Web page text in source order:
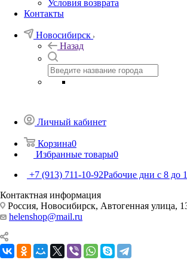
Условия возврата
Контакты
Новосибирск
Назад
Личный кабинет
Корзина0
Избранные товары0
+7 (913) 711-10-92Рабочие дни с 8 до
Контактная информация
Россия, Новосибирск, Автогенная улица,
helenshop@mail.ru